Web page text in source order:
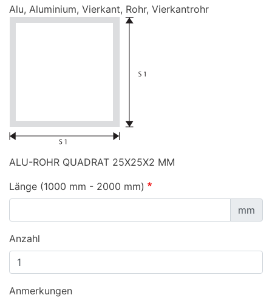
Alu, Aluminium, Vierkant, Rohr, Vierkantrohr
ALU-ROHR QUADRAT 25X25X2 MM
Länge (1000 mm - 2000 mm)
mm
Anzahl
Anmerkungen